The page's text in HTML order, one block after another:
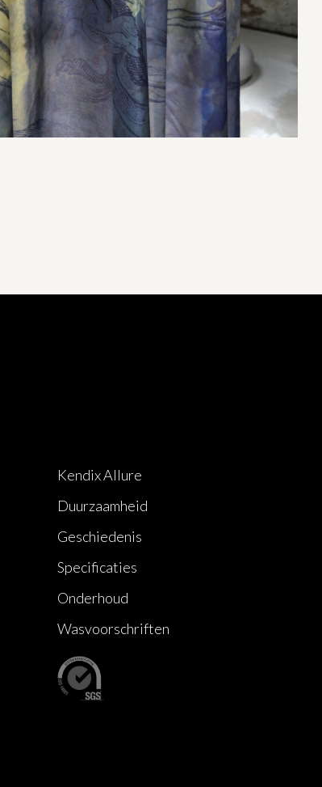
Kendix Allure
Duurzaamheid
Geschiedenis
Specificaties
Onderhoud
Wasvoorschriften